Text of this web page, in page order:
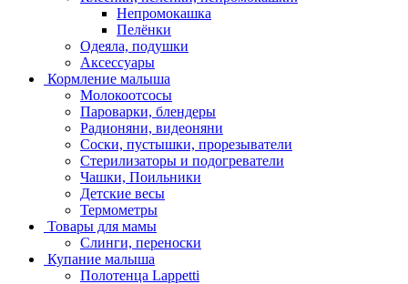
Непромокашка
Пелёнки
Одеяла, подушки
Аксессуары
Кормление малыша
Молокоотсосы
Пароварки, блендеры
Радионяни, видеоняни
Соски, пустышки, прорезыватели
Стерилизаторы и подогреватели
Чашки, Поильники
Детские весы
Термометры
Товары для мамы
Слинги, переноски
Купание малыша
Полотенца Lappetti